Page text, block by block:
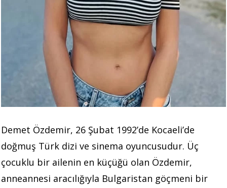
Demet Özdemir, 26 Şubat 1992’de Kocaeli’de
doğmuş Türk dizi ve sinema oyuncusudur. Üç
çocuklu bir ailenin en küçüğü olan Özdemir,
anneannesi aracılığıyla Bulgaristan göçmeni bir